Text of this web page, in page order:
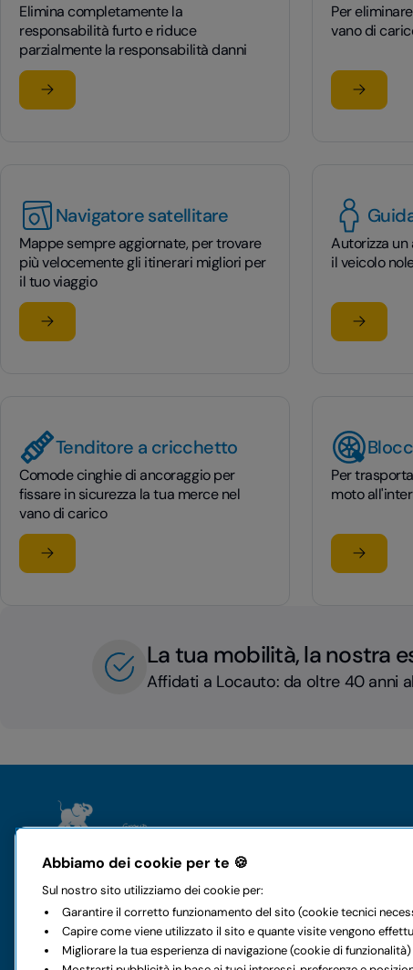
Elimina completamente la
responsabilità furto e riduce
parzialmente la responsabilità danni
Scopri di più
su Copertura Securvan
Per
vano di
Scopri di
su
Navigatore satellitare
Mappe sempre aggiornate, per trovare
più velocemente gli itinerari migliori per
il tuo viaggio
Scopri di più
su Navigatore satellitare
Autorizza
il veicolo
Scopri di
su
Tenditore a cricchetto
Comode cinghie di ancoraggio per
fissare in sicurezza la tua merce nel
vano di carico
Scopri di più
su Tenditore a cricchetto
Per
moto
Scopri di
su
La tua mobilità, la nostra
Affidati a Locauto: da oltre 40 anni
Il gruppo
Chi siamo
Storia e valori
Mobilità a 360 gradi
Sostenibilità
Codice etico
Furgoni
Noleggio a
Noleggio
I nostri uffici
Abbiamo dei cookie per te 🍪
Sul nostro sito utilizziamo dei cookie per:
Garantire il corretto funzionamento del sito (cookie tecnici
Capire come viene utilizzato il sito e quante visite vengono
Migliorare la tua esperienza di navigazione (cookie di funzionalità)